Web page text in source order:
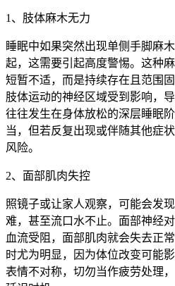
1、肢体麻木无力
睡眠中如果突然出现单侧手脚麻
起，这需要引起高度警惕。这种
短暂不适，而是持续存在且范围
肢体运动的神经区域受到影响，
往往发生在身体放松的深层睡眠
当，但若反复出现或伴随其他症
风险。
2、面部肌肉失控
照镜子或让家人观察，可能会发
难，甚至流口水不止。面部神经
血流受阻，面部肌肉就会失去正
时尤为明显，因为体位改变可能
表情不对称，切勿当作疲劳处理